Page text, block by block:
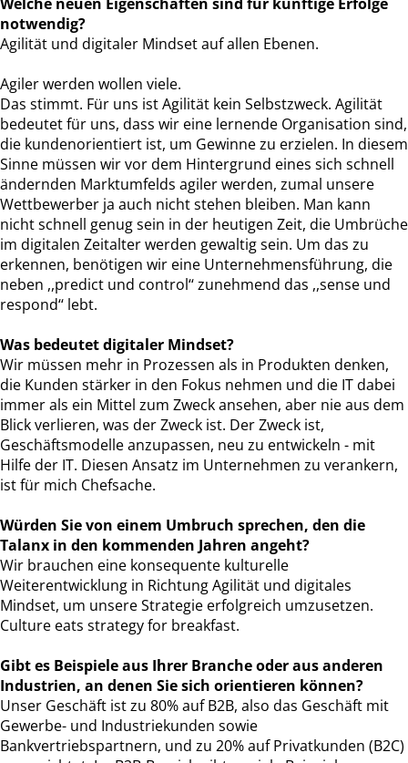
notwendig?
Agilität und digitaler Mindset auf allen Ebenen.
Agiler werden wollen viele.
Das stimmt. Für uns ist Agilität kein Selbstzweck. Agilität
bedeutet für uns, dass wir eine lernende Organisation sind,
die kundenorientiert ist, um Gewinne zu erzielen. In diesem
Sinne müssen wir vor dem Hintergrund eines sich schnell
ändernden Marktumfelds agiler werden, zumal unsere
Wettbewerber ja auch nicht stehen bleiben. Man kann
nicht schnell genug sein in der heutigen Zeit, die Umbrüche
im digitalen Zeitalter werden gewaltig sein. Um das zu
erkennen, benötigen wir eine Unternehmensführung, die
neben ,,predict und control‘‘ zunehmend das ,,sense und
respond‘‘ lebt.
Was bedeutet digitaler Mindset?
Wir müssen mehr in Prozessen als in Produkten denken,
die Kunden stärker in den Fokus nehmen und die IT dabei
immer als ein Mittel zum Zweck ansehen, aber nie aus dem
Blick verlieren, was der Zweck ist. Der Zweck ist,
Geschäftsmodelle anzupassen, neu zu entwickeln - mit
Hilfe der IT. Diesen Ansatz im Unternehmen zu verankern,
ist für mich Chefsache.
Würden Sie von einem Umbruch sprechen, den die
Talanx in den kommenden Jahren angeht?
Wir brauchen eine konsequente kulturelle
Weiterentwicklung in Richtung Agilität und digitales
Mindset, um unsere Strategie erfolgreich umzusetzen.
Culture eats strategy for breakfast.
Gibt es Beispiele aus Ihrer Branche oder aus anderen
Industrien, an denen Sie sich orientieren können?
Unser Geschäft ist zu 80% auf B2B, also das Geschäft mit
Gewerbe- und Industriekunden sowie
Bankvertriebspartnern, und zu 20% auf Privatkunden (B2C)